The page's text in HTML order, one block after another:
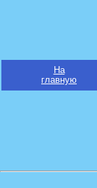
На
главную